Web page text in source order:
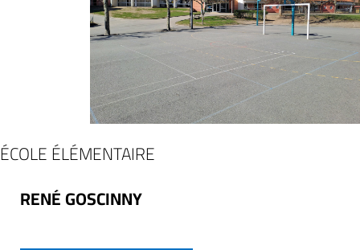
ÉCOLE ÉLÉMENTAIRE
RENÉ GOSCINNY